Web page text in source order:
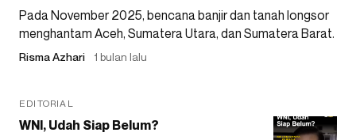
Pada November 2025, bencana banjir dan tanah longsor
menghantam Aceh, Sumatera Utara, dan Sumatera Barat.
Risma Azhari 1 bulan lalu
EDITORIAL
WNI, Udah Siap Belum?